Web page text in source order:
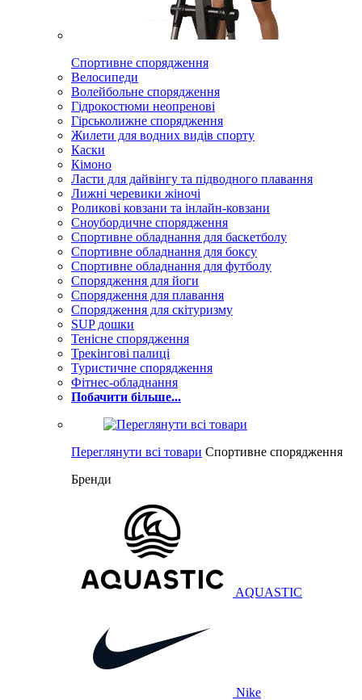
Спортивне спорядження
Велосипеди
Волейбольне спорядження
Гідрокостюми неопренові
Гірськолижне спорядження
Жилети для водних видів спорту
Каски
Кімоно
Ласти для дайвінгу та підводного плавання
Лижні черевики жіночі
Роликові ковзани та інлайн-ковзани
Сноубордичне спорядження
Спортивне обладнання для баскетболу
Спортивне обладнання для боксу
Спортивне обладнання для футболу
Спорядження для йоги
Спорядження для плавання
Спорядження для скітуризму
SUP дошки
Тенісне спорядження
Трекінгові палиці
Туристичне спорядження
Фітнес-обладнання
Побачити більше...
Переглянути всі товари Спортивне спорядження
Бренди
AQUASTIC
Nike